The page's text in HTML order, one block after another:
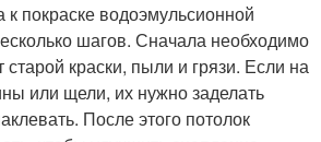
к покраске водоэмульсионной
шагов. Сначала необходимо
старой краски, пыли и грязи. Если на
или щели, их нужно заделать
После этого потолок